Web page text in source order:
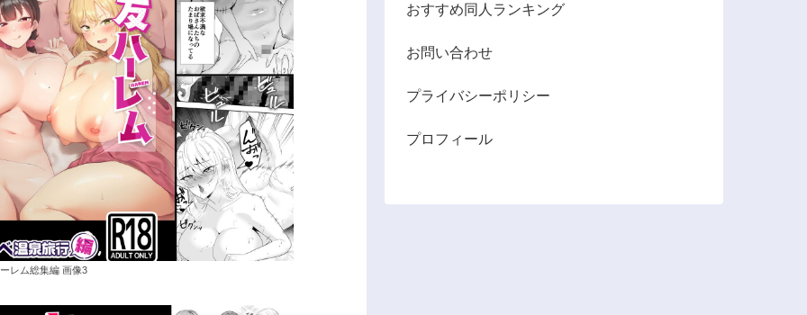
レム総集編 画像3
おすすめ同人ランキング
お問い合わせ
プライバシーポリシー
プロフィール